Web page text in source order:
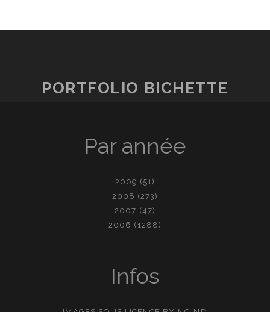
PORTFOLIO BICHETTE
Par année
2009 (51)
2008 (273)
2007 (47)
2006 (1288)
Infos